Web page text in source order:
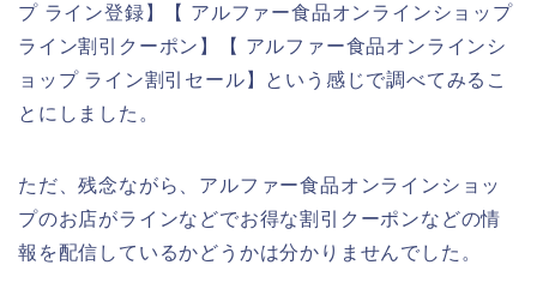
プ ライン登録】【 アルファー食品オンラインショップ
ライン割引クーポン】【 アルファー食品オンラインシ
ョップ ライン割引セール】という感じで調べてみるこ
とにしました。
ただ、残念ながら、アルファー食品オンラインショッ
プのお店がラインなどでお得な割引クーポンなどの情
報を配信しているかどうかは分かりませんでした。